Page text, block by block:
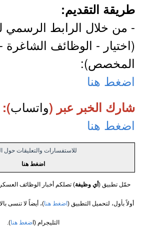
طريقة التقديم:
- من خلال الرابط الرسمي
(اختيار - الوظائف
المخصص):
اضغط هنا
شارك الخبر عبر (واتساب):
اضغط هنا
للاستفسارات والتعليقات حول
اضغط هنا
حمّل تطبيق ( أي وظيفة) تصلكم أخبار الوظائف
أولاً بأول، لتحميل التطبيق ( اضغط هنا)، أيضاً لا تنسى
التليجرام (اضغط هنا).